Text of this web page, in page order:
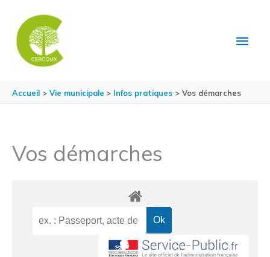
Accueil Vie municipale Infos pratiques Vos démarches
Vos démarches